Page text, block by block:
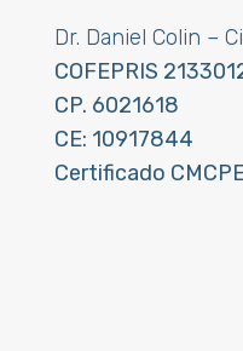
Dr. Daniel Colin –
COFEPRIS
CP. 6021618
CE: 10917844
Certificado